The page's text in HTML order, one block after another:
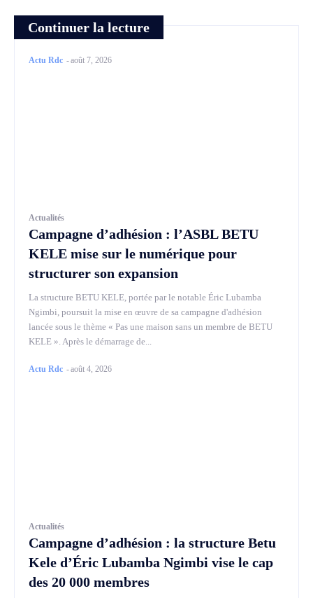
Continuer la lecture
Actu Rdc -août 7, 2026
Actualités
Campagne d’adhésion : l’ASBL BETU
KELE mise sur le numérique pour
structurer son expansion
La structure BETU KELE, portée par le notable Éric Lubamba
Ngimbi, poursuit la mise en œuvre de sa campagne d'adhésion
lancée sous le thème « Pas une maison sans un membre de BETU
KELE ». Après le démarrage de...
Actu Rdc -août 4, 2026
Actualités
Campagne d’adhésion : la structure Betu
Kele d’Éric Lubamba Ngimbi vise le cap
des 20 000 membres